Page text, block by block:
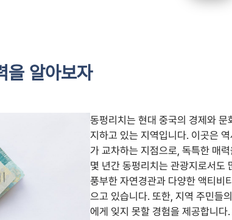
을 알아보자
동펑리치는 현대 중국의 경제와
지하고 있는 지역입니다. 이곳은
가 교차하는 지점으로, 독특한 매
몇 년간 동펑리치는 관광지로서도
풍부한 자연경관과 다양한 액티비
으고 있습니다. 또한, 지역 주민들
에게 잊지 못할 경험을 제공합니